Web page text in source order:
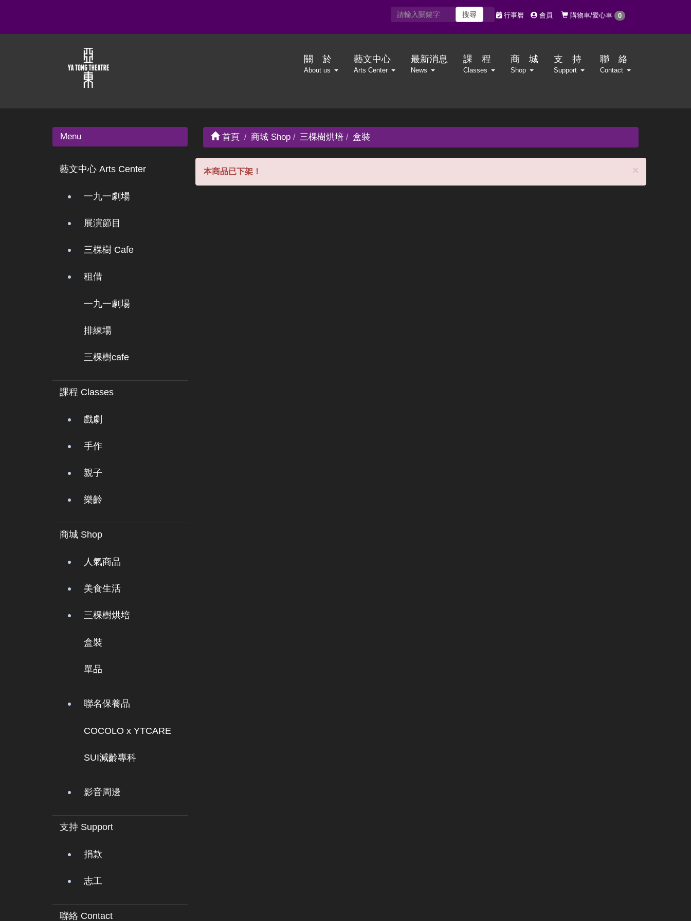
購物車/愛心車 0
行事曆 會員
搜尋
關 於
About us
藝文中心
Arts Center
最新消息
News
課 程
Classes
商 城
Shop
支 持
Support
聯 絡
Contact
Menu
藝文中心 Arts Center
一九一劇場
展演節目
三棵樹 Cafe
租借
一九一劇場
排練場
三棵樹cafe
課程 Classes
戲劇
手作
親子
樂齡
商城 Shop
人氣商品
美食生活
三棵樹烘培
盒裝
單品
聯名保養品
COCOLO x YTCARE
SUI減齡專科
影音周邊
支持 Support
捐款
志工
聯絡 Contact
首頁 商城 Shop 三棵樹烘培 盒裝
×
本商品已下架！